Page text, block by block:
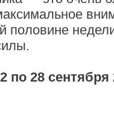
половине
по 28 сентября